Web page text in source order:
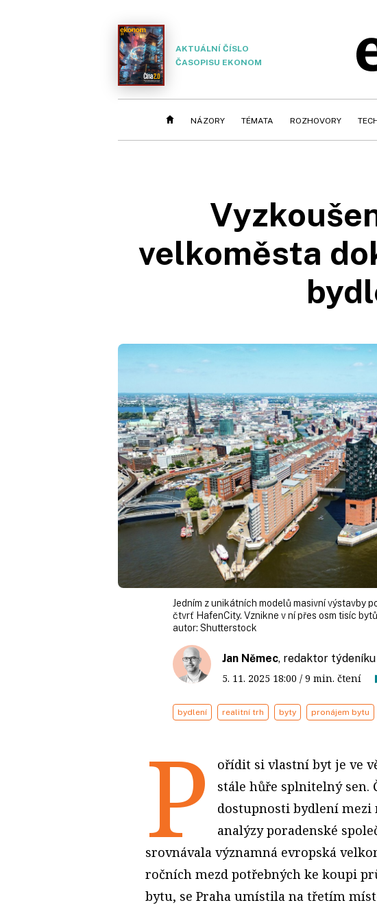
AKTUÁLNÍ ČÍSLO
ČASOPISU EKONOM
NÁZORY TÉMATA ROZHOVORY
velkoměsta
Jedním z unikátních modelů masivní výstavby
čtvrť HafenCity. Vznikne v ní přes osm tisíc
autor: Shutterstock
Jan Němec, redaktor týdeníku
5. 11. 2025 18:00 / 9 min. čtení
bydlení realitní trh byty pronájem bytu
P
ořídit si vlastní byt je ve
stále hůře splnitelný sen.
dostupnosti bydlení mezi
analýzy poradenské
srovnávala významná evropská
ročních mezd potřebných ke koupi
bytu, se Praha umístila na třetím